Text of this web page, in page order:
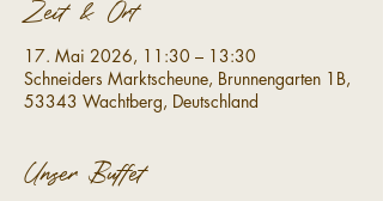
Zeit & Ort
17. Mai 2026, 11:30 – 13:30
Schneiders Marktscheune, Brunnengarten 1B,
53343 Wachtberg, Deutschland
Unser Buffet